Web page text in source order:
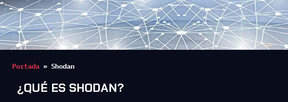
Portada» Shodan
¿QUÉ ES SHODAN?